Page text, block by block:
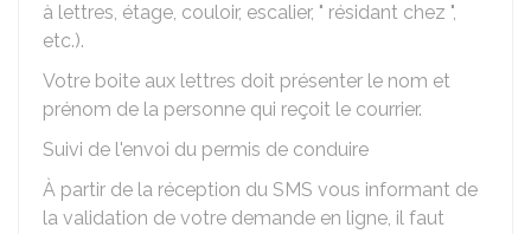
à lettres, étage, couloir, escalier, " résidant chez ",
etc.).
Votre boite aux lettres doit présenter le nom et
prénom de la personne qui reçoit le courrier.
Suivi de l'envoi du permis de conduire
À partir de la réception du SMS vous informant de
la validation de votre demande en ligne, il faut